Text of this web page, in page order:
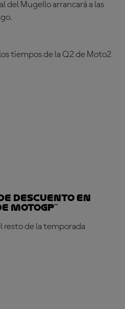
Mugello arrancará a las
tiempos de la Q2 de Moto2
descuento en
MotoGP™
resto de la temporada